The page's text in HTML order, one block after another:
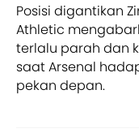
Posisi digantikan
Athletic
terlalu parah dan
saat Arsenal
pekan depan.